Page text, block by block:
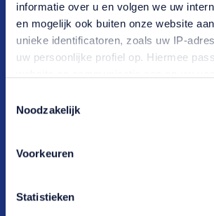
informatie over u en volgen we uw
en mogelijk ook buiten onze website
unieke identificatoren, zoals uw IP-
uw persoonlijke profiel op. Hiermee
van uw recente internetgedrag. Ook
partners voor social media, adverteren
partners kunnen deze gegevens
verzameld op basis van uw gebruik van
Verandert u later van gedachten? U
Noodzakelijk
Voorkeuren
Statistieken
Lid worden
Werf een lid
Opzeggen
Bezoekadres
Vijzelmolenlaan 20-22 3447 GX Woerden